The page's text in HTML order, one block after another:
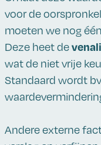
voor de
moeten we nog
Deze heet de
wat de niet vrije
Standaard wordt
Andere externe